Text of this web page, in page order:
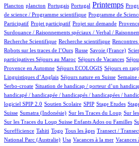
Plancton
1/605 plancton
8/605 Portugais
1/605 Portugal
275/605 Printemps
1/605
1/605
de science / Programme scientifique
2/605 Programme de
1/605
Participatif
1/605 Projet participatif
14/605 Projet sur demande
39/605
3/605
1/605
Surdouance / Raisonnements spéciaux / Verbal /
1/605
1/605
Recherche Scientifique
1/605 Recherche scientifique
1/605
3/605
Robots sur les traces de l’Ours
41/605 Russe
3/605 Savoie (France)
5/605
1/605
1/605
participatives
2/605 Séjours au Maroc
40/605 Séjours de Vacances
29/605
Provence en Automne
3/605 Séjours ECOLOGIS
15/605 Séjours en
71/605
Linguistiques d’Anglais
7/605 Séjours nature en Suisse
40/605 Semaine
7/605
Serbo-croate
1/605
Situation de handicap / porteur d’un
handicapé / handicapée / handicapés / handicapées /
2/605
3/605
logiciel SPIP 2.0
34/605 Soutien Scolaire
3/605 SPIP
1/605 Stage Etudes
1/605
5/605
1/605
97/605
Suisse
6/605Sumatra (Indonésie)
3/605 Sur les Traces du Loup
6/605 Sur
5/605
Sur les Traces du Loup Suisse Enfants Ados ou Familles
1/605
Surefficience
14/605 Tahiti
6/605 Togo
9/605 Tous les âges
40/605 Transect /
1/605
1/605
National Parc (Australie)
8/605 Usa
1/605 Vacances à la mer
1/605 Vacances
1/605
14/605